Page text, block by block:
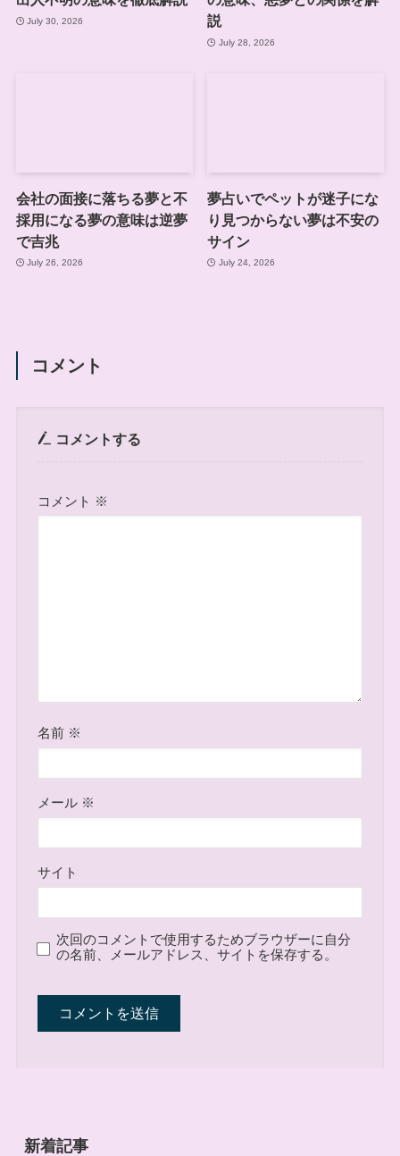
July 30, 2026
説
July 28, 2026
会社の面接に落ちる夢と不
採用になる夢の意味は逆夢
で吉兆
July 26, 2026
夢占いでペットが迷子にな
り見つからない夢は不安の
サイン
July 24, 2026
コメント
コメントする
コメント ※
名前 ※
メール ※
サイト
次回のコメントで使用するためブラウザーに自分
の名前、メールアドレス、サイトを保存する。
新着記事